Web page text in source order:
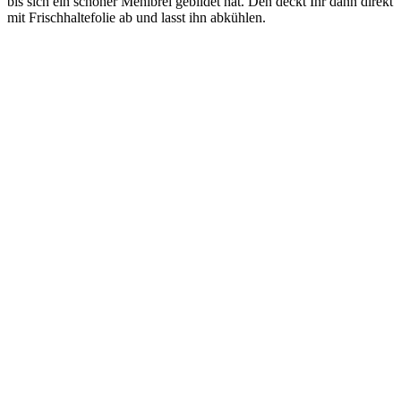
mit Frischhaltefolie ab und lasst ihn abkühlen.